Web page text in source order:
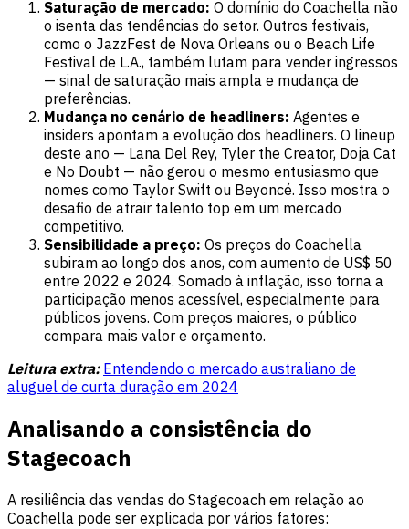
Saturação de mercado: O domínio do Coachella não
o isenta das tendências do setor. Outros festivais,
como o JazzFest de Nova Orleans ou o Beach Life
Festival de L.A., também lutam para vender ingressos
— sinal de saturação mais ampla e mudança de
preferências.
Mudança no cenário de headliners: Agentes e
insiders apontam a evolução dos headliners. O lineup
deste ano — Lana Del Rey, Tyler the Creator, Doja Cat
e No Doubt — não gerou o mesmo entusiasmo que
nomes como Taylor Swift ou Beyoncé. Isso mostra o
desafio de atrair talento top em um mercado
competitivo.
Sensibilidade a preço: Os preços do Coachella
subiram ao longo dos anos, com aumento de US$ 50
entre 2022 e 2024. Somado à inflação, isso torna a
participação menos acessível, especialmente para
públicos jovens. Com preços maiores, o público
compara mais valor e orçamento.
Leitura extra: Entendendo o mercado australiano de
aluguel de curta duração em 2024
Analisando a consistência do
Stagecoach
A resiliência das vendas do Stagecoach em relação ao
Coachella pode ser explicada por vários fatores: